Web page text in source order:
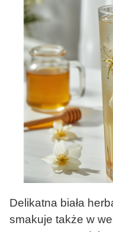
Delikatna biała
smakuje także w